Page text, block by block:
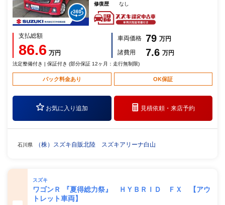
修復歴
なし
支払総額
86.6 万円
車両価格 79 万円
諸費用
7.6 万円
法定整備付き | 保証付き (部分保証 12ヶ月：走行無制限)
パック料金あり OK保証
お気に入り追加 見積依頼・来店予約
石川県 （株）スズキ自販北陸 スズキアリーナ白山
スズキ
ワゴンＲ 『夏得総力祭』 ＨＹＢＲＩＤ ＦＸ 【アウ
トレット車両】